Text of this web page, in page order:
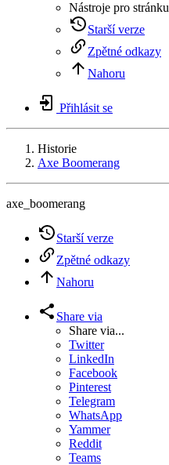
Nástroje pro stránku
Starší verze
Zpětné odkazy
Nahoru
Přihlásit se
Historie
Axe Boomerang
axe_boomerang
Starší verze
Zpětné odkazy
Nahoru
Share via
Share via...
Twitter
LinkedIn
Facebook
Pinterest
Telegram
WhatsApp
Yammer
Reddit
Teams